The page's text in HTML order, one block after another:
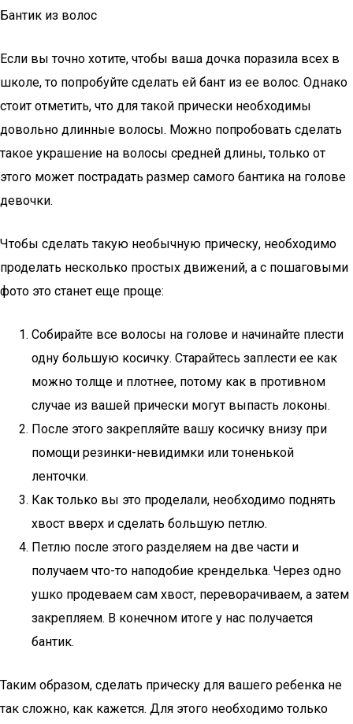
Бантик из волос
Если вы точно хотите, чтобы ваша дочка поразила всех в
школе, то попробуйте сделать ей бант из ее волос. Однако
стоит отметить, что для такой прически необходимы
довольно длинные волосы. Можно попробовать сделать
такое украшение на волосы средней длины, только от
этого может пострадать размер самого бантика на голове
девочки.
Чтобы сделать такую необычную прическу, необходимо
проделать несколько простых движений, а с пошаговыми
фото это станет еще проще:
Собирайте все волосы на голове и начинайте плести
одну большую косичку. Старайтесь заплести ее как
можно толще и плотнее, потому как в противном
случае из вашей прически могут выпасть локоны.
После этого закрепляйте вашу косичку внизу при
помощи резинки-невидимки или тоненькой
ленточки.
Как только вы это проделали, необходимо поднять
хвост вверх и сделать большую петлю.
Петлю после этого разделяем на две части и
получаем что-то наподобие кренделька. Через одно
ушко продеваем сам хвост, переворачиваем, а затем
закрепляем. В конечном итоге у нас получается
бантик.
Таким образом, сделать прическу для вашего ребенка не
так сложно, как кажется. Для этого необходимо только